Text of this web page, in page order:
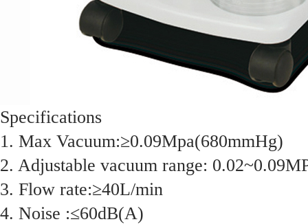
Specifications
1. Max Vacuum:≥0.09Mpa(680mmHg)
2. Adjustable vacuum range:
3. Flow rate:≥40L/min
4. Noise :≤60dB(A)